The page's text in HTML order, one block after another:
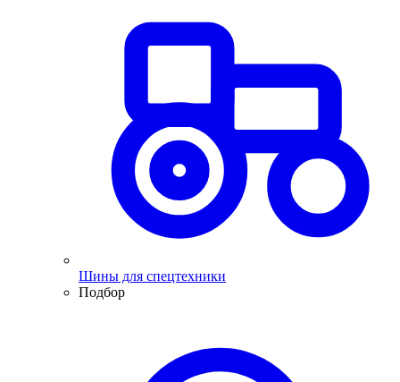
Шины для спецтехники
Подбор